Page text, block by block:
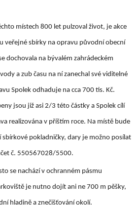
místech 800 let pulzoval život, je akce
veřejné sbírky na opravu původní obecní
dochovala na bývalém zahrádeckém
a zub času na ní zanechal své viditelné
Spolek odhaduje na cca 700 tis. Kč.
jsou již asi 2/3 této částky a Spolek cílí
realizována v příštím roce. Na místě bude
pokladničky, dary je možno posílat
č. 550567028/5500.
se nachází v ochranném pásmu
je nutno dojít ani ne 700 m pěšky,
hladině a znečišťování okolí.